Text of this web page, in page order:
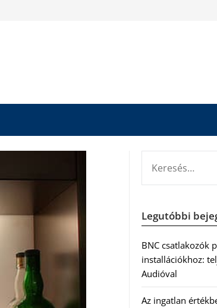
Legutóbbi
BNC csatlakozók
installációkhoz:
Audióval
Az ingatlan